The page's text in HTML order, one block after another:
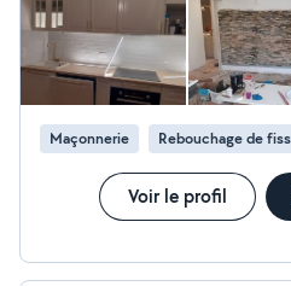
Maçonnerie Rebouchage de
Voir le profil